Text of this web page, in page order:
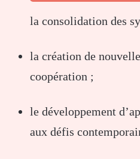
la consolidation des
la création de
coopération ;
le développement
aux défis